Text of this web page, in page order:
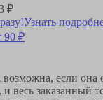
₽
Узнать
90 ₽
возможна, если
, и весь заказанный